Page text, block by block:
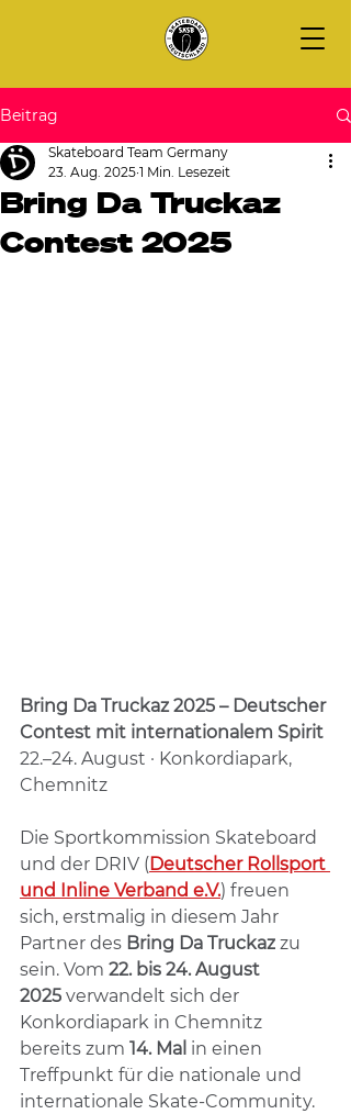
Beitrag
Bring Da Truckaz
Contest 2025
Skateboard Team Germany
23. Aug. 2025 1 Min. Lesezeit
Bring Da Truckaz 2025 – Deutscher
Contest mit internationalem Spirit
22.–24. August · Konkordiapark,
Chemnitz
Die Sportkommission Skateboard
und der DRIV (Deutscher Rollsport
und Inline Verband e.V.) freuen
sich, erstmalig in diesem Jahr
Partner des Bring Da Truckaz zu
sein. Vom 22. bis 24. August
2025 verwandelt sich der
Konkordiapark in Chemnitz
bereits zum 14. Mal in einen
Treffpunkt für die nationale und
internationale Skate-Community.